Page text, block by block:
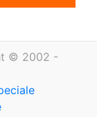
© 2002 -